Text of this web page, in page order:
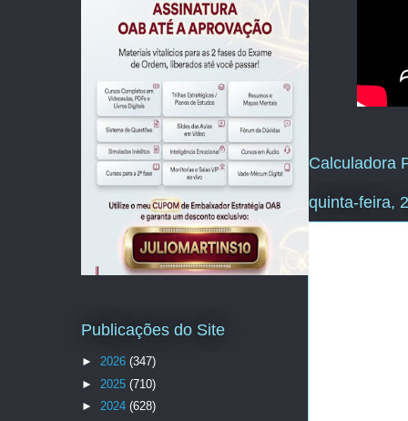
Calculadora
quinta-feira,
Publicações do Site
► 2026 (347)
► 2025 (710)
► 2024 (628)